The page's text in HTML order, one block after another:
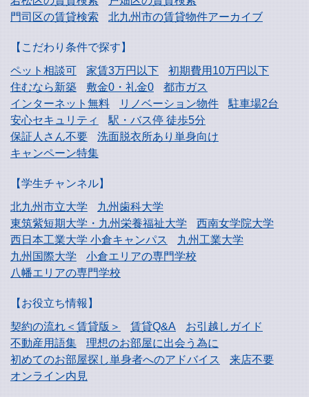
門司区の賃貸検索
北九州市の賃貸物件アーカイブ
【こだわり条件で探す】
ペット相談可
家賃3万円以下
初期費用10万円以下
住むなら新築
敷金0・礼金0
都市ガス
インターネット無料
リノベーション物件
駐車場2台
安心セキュリティ
駅・バス停 徒歩5分
保証人さん不要
洗面脱衣所あり単身向け
キャンペーン特集
【学生チャンネル】
北九州市立大学
九州歯科大学
東筑紫短期大学・九州栄養福祉大学
西南女学院大学
西日本工業大学小倉キャンパス
九州工業大学
九州国際大学
小倉エリアの専門学校
八幡エリアの専門学校
【お役立ち情報】
契約の流れ＜賃貸版＞
賃貸Q&A
お引越しガイド
不動産用語集
理想のお部屋に出会う為に
初めてのお部屋探し単身者へのアドバイス
来店不要
オンライン内見